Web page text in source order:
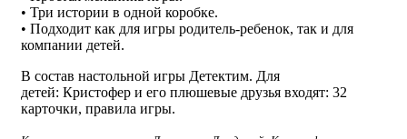
• Три истории в одной коробке.
• Подходит как для игры родитель-ребенок, так и для
компании детей.
В состав настольной игры Детектим. Для
детей: Кристофер и его плюшевые друзья входят: 32
карточки, правила игры.